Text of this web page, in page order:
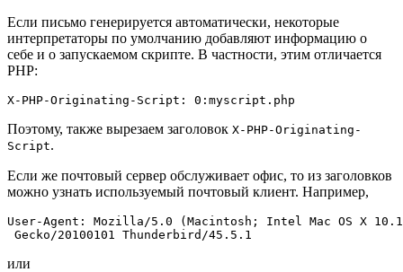
Если письмо генерируется автоматически, некоторые
интерпретаторы по умолчанию добавляют информацию о
себе и о запускаемом скрипте. В частности, этим отличается
PHP:
Поэтому, также вырезаем заголовок X-PHP-Originating-
Script.
Если же почтовый сервер обслуживает офис, то из заголовков
можно узнать используемый почтовый клиент. Например,
User-Agent: Mozilla/5.0 (Macintosh; Intel Mac OS X
или